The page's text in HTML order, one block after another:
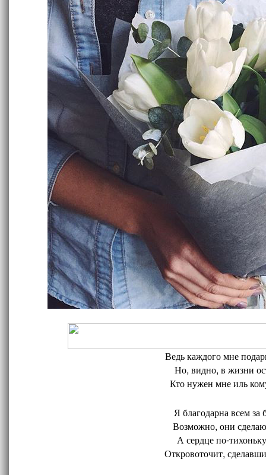
Ведь каждого мне
Но, видно, в жизни
Кто нужен мне иль
Я благодарна всем за
Возможно, они
А сердце по-
Откровоточит,